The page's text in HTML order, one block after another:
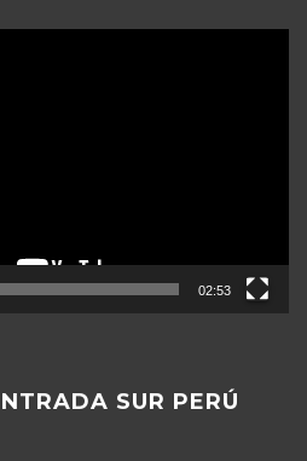
02:53
SUR PERÚ